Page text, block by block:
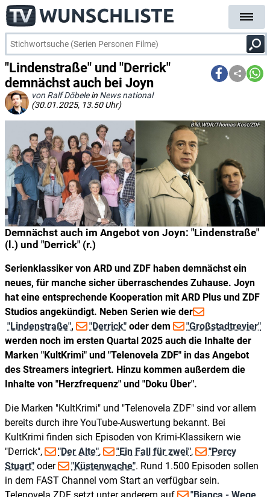
"Lindenstraße" und "Derrick"
demnächst auch bei Joyn
von Ralf Döbelein News national
(30.01.2025, 13.50 Uhr)
Demnächst auch im Angebot von Joyn: "Lindenstraße"
(l.) und "Derrick" (r.)
WDR/Thomas Kost/ZDF
Serienklassiker von ARD und ZDF haben demnächst ein
neues, für manche sicher überraschendes Zuhause. Joyn
hat eine entsprechende Kooperation mit ARD Plus und ZDF
Studios angekündigt. Neben Serien wie der
"Lindenstraße", "Derrick" oder dem
"Großstadtrevier"
werden noch im ersten Quartal 2025 auch die Inhalte der
Marken "KultKrimi" und "Telenovela ZDF" in das Angebot
des Streamers integriert. Hinzu kommen außerdem die
Inhalte von "Herzfrequenz" und "Doku Über".
Die Marken "KultKrimi" und "Telenovela ZDF" sind vor allem
bereits durch ihre YouTube-Auswertung bekannt. Bei
KultKrimi finden sich Episoden von Krimi-Klassikern wie
"Derrick",
"Der Alte", "Ein Fall für zwei",
"Percy
Stuart" oder "Küstenwache". Rund 1.500 Episoden sollen
in dem FAST Channel vom Start an verfügbar sein.
Telenovela ZDF setzt unter anderem auf
"Bianca - Wege